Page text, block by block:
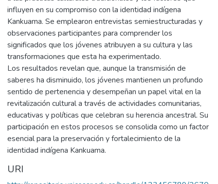
influyen en su compromiso con la identidad indígena
Kankuama. Se emplearon entrevistas semiestructuradas y
observaciones participantes para comprender los
significados que los jóvenes atribuyen a su cultura y las
transformaciones que esta ha experimentado.
Los resultados revelan que, aunque la transmisión de
saberes ha disminuido, los jóvenes mantienen un profundo
sentido de pertenencia y desempeñan un papel vital en la
revitalización cultural a través de actividades comunitarias,
educativas y políticas que celebran su herencia ancestral. Su
participación en estos procesos se consolida como un factor
esencial para la preservación y fortalecimiento de la
identidad indígena Kankuama.
URI